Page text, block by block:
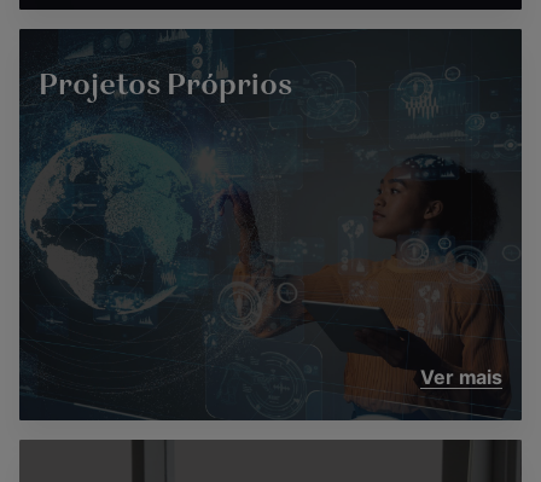
Projetos Próprios
Ver mais